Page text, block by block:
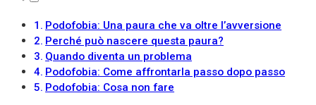
Podofobia: Una paura che va oltre l’avversione
Perché può nascere questa paura?
Quando diventa un problema
Podofobia: Come affrontarla passo dopo passo
Podofobia: Cosa non fare